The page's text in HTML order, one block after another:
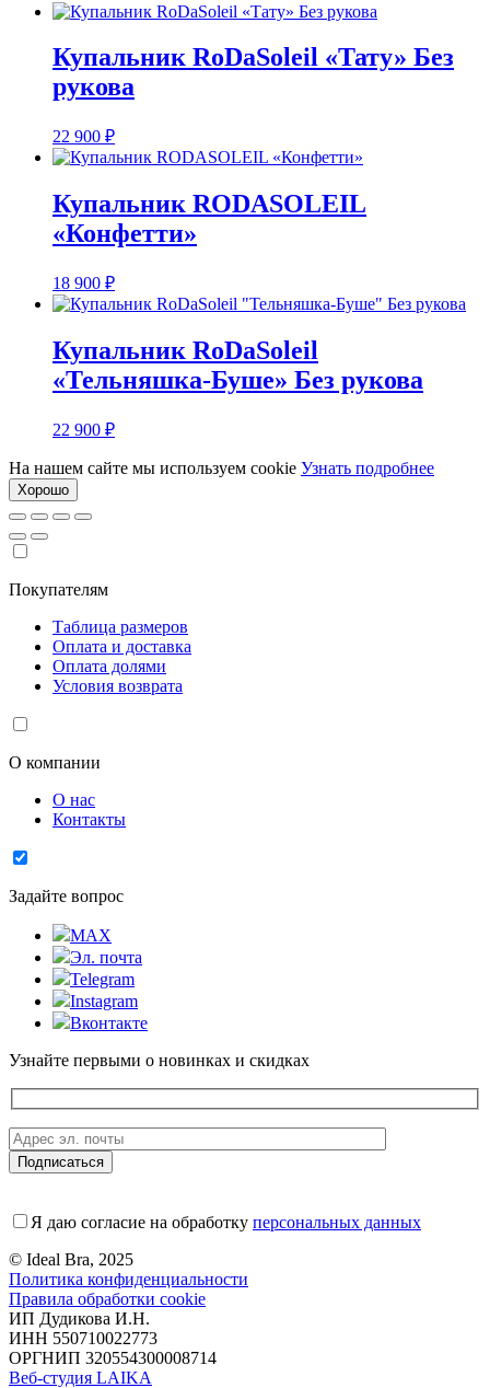
Купальник RoDaSoleil «Тату» Без
рукова
22 900 ₽
Купальник RODASOLEIL
«Конфетти»
18 900 ₽
Купальник RoDaSoleil
«Тельняшка-Буше» Без рукова
22 900 ₽
На нашем сайте мы используем cookie Узнать подробнее
Хорошо
Покупателям
Таблица размеров
Оплата и доставка
Оплата долями
Условия возврата
О компании
О нас
Контакты
Задайте вопрос
MAX
Эл. почта
Telegram
Instagram
Вконтакте
Узнайте первыми о новинках и скидках
Я даю согласие на обработку персональных данных
© Ideal Bra, 2025
Политика конфиденциальности
Правила обработки cookie
ИП Дудикова И.Н.
ИНН 550710022773
ОРГНИП 320554300008714
Веб-студия LAIKA